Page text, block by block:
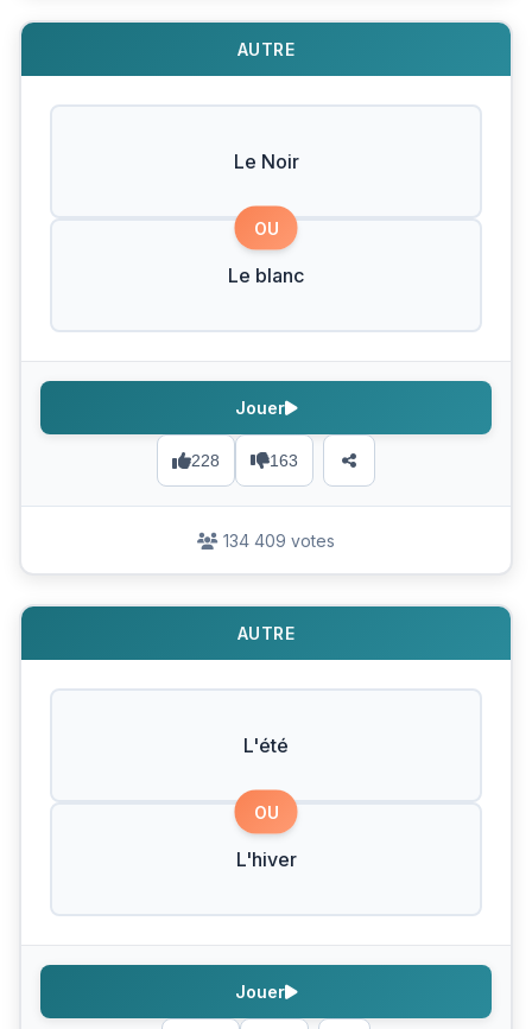
AUTRE
Le Noir
OU
Le blanc
228 163
Jouer
134 409 votes
AUTRE
L'été
OU
L'hiver
Jouer